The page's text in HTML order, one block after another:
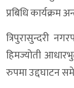
प्रबिधि
त्रिपुरासुन्दरी
हिमज्योती
रुपमा उद्दघाटन